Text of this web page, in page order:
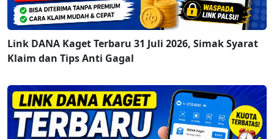
Link DANA Kaget Terbaru 31 Juli 2026, Simak Syarat
Klaim dan Tips Anti Gagal